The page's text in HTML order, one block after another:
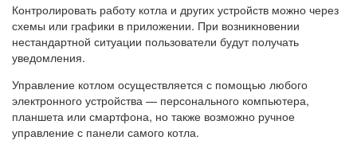
Контролировать работу котла и других устройств можно через
схемы или графики в приложении. При возникновении
нестандартной ситуации пользователи будут получать
уведомления.
Управление котлом осуществляется с помощью любого
электронного устройства — персонального компьютера,
планшета или смартфона, но также возможно ручное
управление с панели самого котла.